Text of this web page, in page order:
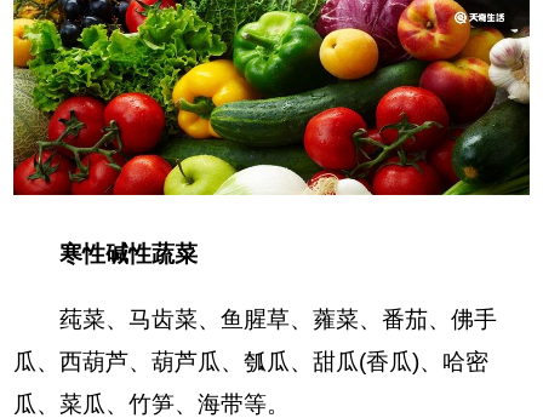
寒性碱性蔬菜
莼菜、马齿菜、鱼腥草、蕹菜、番茄、佛手
瓜、西葫芦、葫芦瓜、瓠瓜、甜瓜(香瓜)、哈密
瓜、菜瓜、竹笋、海带等。